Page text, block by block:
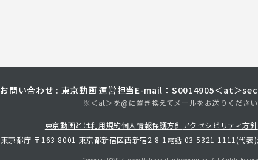
お問い合わせ : 東京動画 運営担当 E-mail：S0014905＜at＞
※＜at＞を@に置き換えてメールをお送りください
東京動画とは利用規約個人情報保護方針アクセシビリティ方針
東京都庁 〒163-8001 東京都新宿区西新宿2-8-1 電話 03-5321-1111(代表)